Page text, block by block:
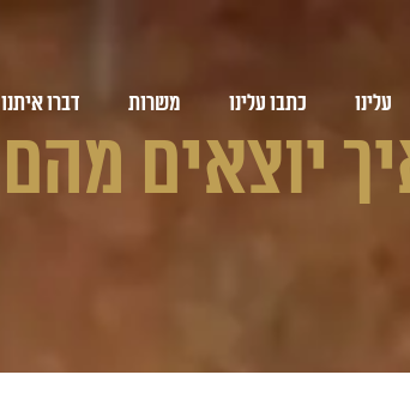
עלינו כתבו עלינו משרות דברו איתנו
איך יוצאים מהם